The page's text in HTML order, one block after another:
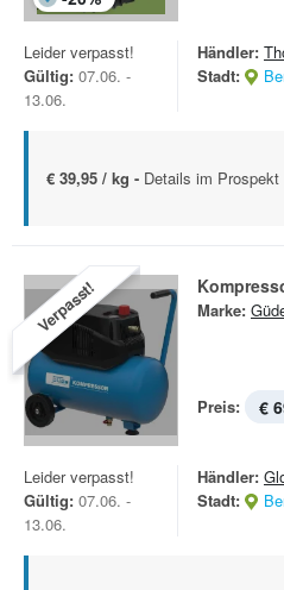
Leider verpasst!
Gültig: 07.06. -
13.06.
Händler:
Stadt:
€ 39,95 / kg - Details im Prospekt
Verpasst! Marke:
Preis: €
Leider verpasst!
Gültig: 07.06. -
13.06.
Händler:
Stadt: